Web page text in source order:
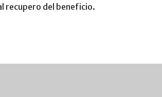
recupero del beneficio.